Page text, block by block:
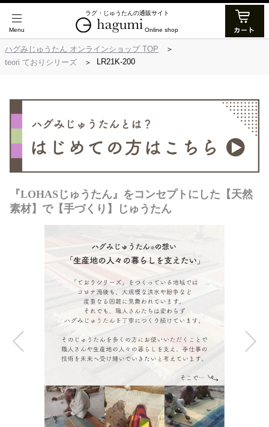
ラグ・じゅうたんの通販サイト
Online shop
ハグみじゅうたん オンラインショップ TOP
teori ておりシリーズ
LR21K-200
『LOHASじゅうたん』をコンセプトにした【天然
素材】で【手づくり】じゅうたん